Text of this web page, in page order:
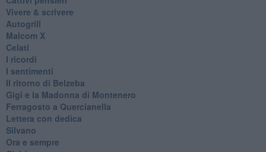
Vivere & scrivere
Autogrill
Malcom X
Celati
I ricordi
I sentimenti
Il ritorno di Belzeba
Gigi e la Madonna di Montenero
Ferragosto a Quercianella
Lettera con dedica
Silvano
Ora e sempre